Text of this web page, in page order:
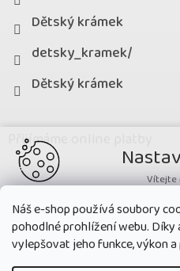
Náš e-shop používá soubory
pohodlné prohlížení webu.
vylepšovat jeho funkce, výkon
Dětský krámek
detsky_kramek/
Dětský krámek
Přijímáme online platby
Vítejte
Potřebujeme nastavit
zobrazovaný obsah odpovídal
přesně to, co potřebujete. Soubory
nikdy neslouží ke